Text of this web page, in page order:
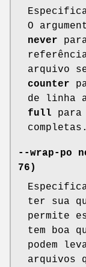
O
never
arquivo
counter
de linha
full
--wrap-po
76)
ter sua
permite
tem boa
podem
arquivos